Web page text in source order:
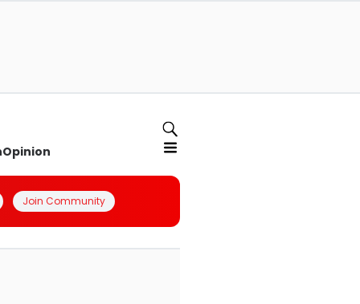
Opinion
Join Community